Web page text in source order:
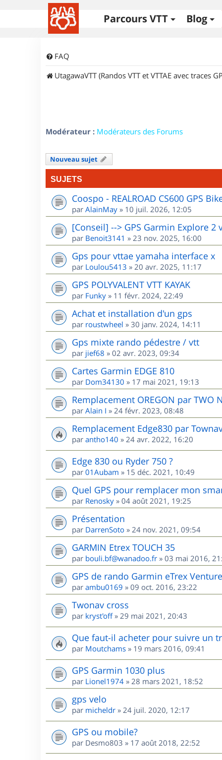
Parcours VTT Blog
FAQ
UtagawaVTT (Randos VTT et VTTAE avec traces
Modérateur : Modérateurs des Forums
Nouveau sujet
SUJETS
Coospo - REALROAD CS600 GPS
par AlainMay » 10 juil. 2026, 12:05
[Conseil] --> GPS Garmin Explore 2
par Benoit3141 » 23 nov. 2025, 16:00
Gps pour vttae yamaha interface x
par Loulou5413 » 20 avr. 2025, 11:17
GPS POLYVALENT VTT KAYAK
par Funky » 11 févr. 2024, 22:49
Achat et installation d'un gps
par roustwheel » 30 janv. 2024, 14:11
Gps mixte rando pédestre / vtt
par jief68 » 02 avr. 2023, 09:34
Cartes Garmin EDGE 810
par Dom34130 » 17 mai 2021, 19:13
Remplacement OREGON par TWO
par Alain I » 24 févr. 2023, 08:48
Remplacement Edge830 par
par antho140 » 24 avr. 2022, 16:20
Edge 830 ou Ryder 750 ?
par 01Aubam » 15 déc. 2021, 10:49
Quel GPS pour remplacer mon
par Renosky » 04 août 2021, 19:25
Présentation
par DarrenSoto » 24 nov. 2021, 09:54
GARMIN Etrex TOUCH 35
par bouli.bf@wanadoo.fr » 03 mai 2016,
GPS de rando Garmin eTrex
par ambu0169 » 09 oct. 2016, 23:22
Twonav cross
par kryst'off» 29 mai 2021, 20:43
Que faut-il acheter pour suivre un
par Moutchams » 19 mars 2016, 09:41
GPS Garmin 1030 plus
par Lionel1974 » 28 mars 2021, 18:52
gps velo
par micheldr » 24 juil. 2020, 12:17
GPS ou mobile?
par Desmo803 » 17 août 2018, 22:52